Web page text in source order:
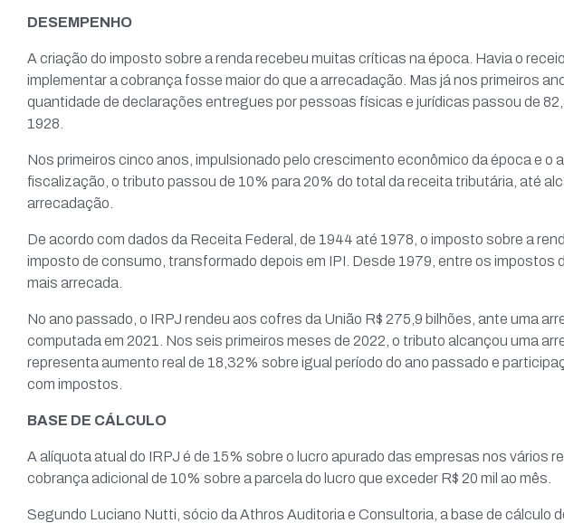
DESEMPENHO
A criação do imposto sobre a renda recebeu muitas críticas na época. Havia o
implementar a cobrança fosse maior do que a arrecadação. Mas já nos primeiros
quantidade de declarações entregues por pessoas físicas e jurídicas passou de
1928.
Nos primeiros cinco anos, impulsionado pelo crescimento econômico da época e o
fiscalização, o tributo passou de 10% para 20% do total da receita tributária, até
arrecadação.
De acordo com dados da Receita Federal, de 1944 até 1978, o imposto sobre a
imposto de consumo, transformado depois em IPI. Desde 1979, entre os impostos
mais arrecada.
No ano passado, o IRPJ rendeu aos cofres da União R$ 275,9 bilhões, ante uma
computada em 2021. Nos seis primeiros meses de 2022, o tributo alcançou uma
representa aumento real de 18,32% sobre igual período do ano passado e
com impostos.
BASE DE CÁLCULO
A alíquota atual do IRPJ é de 15% sobre o lucro apurado das empresas nos vários
cobrança adicional de 10% sobre a parcela do lucro que exceder R$ 20 mil ao mês.
Segundo Luciano Nutti, sócio da Athros Auditoria e Consultoria, a base de cálculo